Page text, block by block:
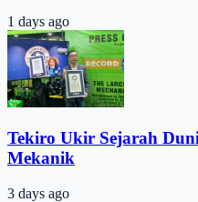
1 days ago
Tekiro Ukir Sejarah
Mekanik
3 days ago